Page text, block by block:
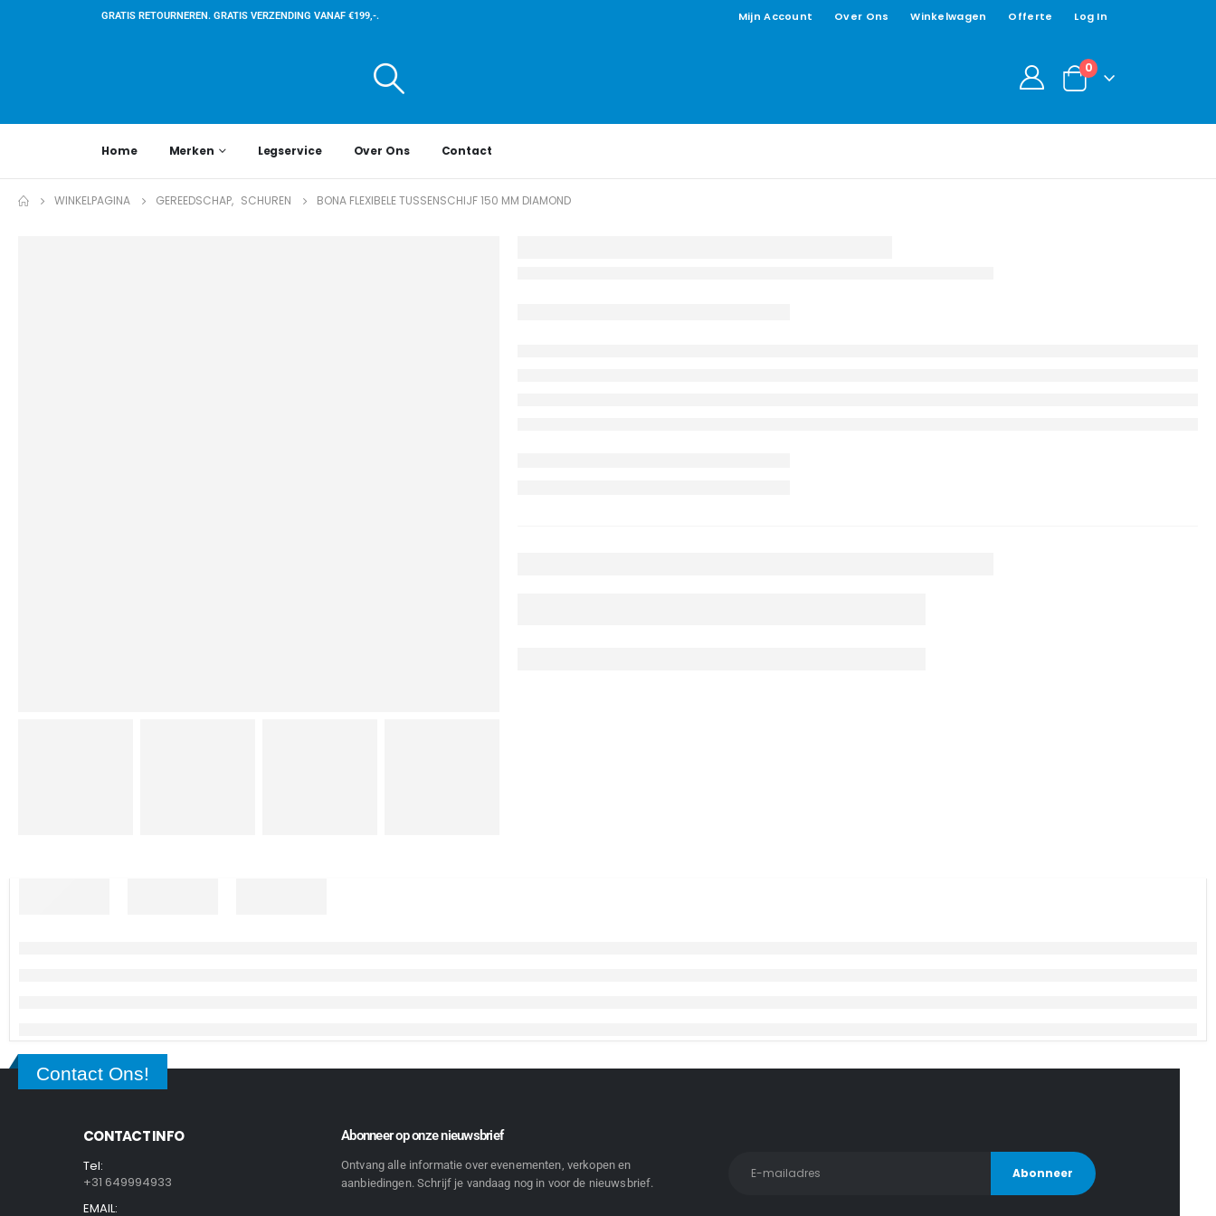
GRATIS RETOURNEREN. GRATIS VERZENDING VANAF €199,-. Mijn Account Over Ons Winkelwagen Offerte Log In
0
Home Merken Legservice Over Ons Contact
WINKELPAGINA GEREEDSCHAP, SCHUREN BONA FLEXIBELE TUSSENSCHIJF 150 MM DIAMOND
Contact Ons!
CONTACT INFO
Tel:
+31 649994933
EMAIL:
Abonneer op onze nieuwsbrief
Ontvang alle informatie over evenementen, verkopen en
aanbiedingen. Schrijf je vandaag nog in voor de nieuwsbrief.